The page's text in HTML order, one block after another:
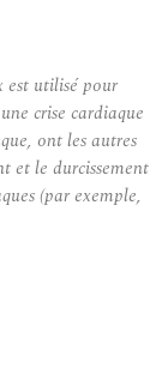
est utilisé pour
crise cardiaque
ont les autres
et le durcissement
(par exemple,